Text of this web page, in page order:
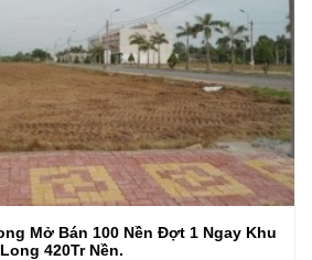
Mở Bán 100 Nền Đợt 1 Ngay Khu
420Tr Nền.